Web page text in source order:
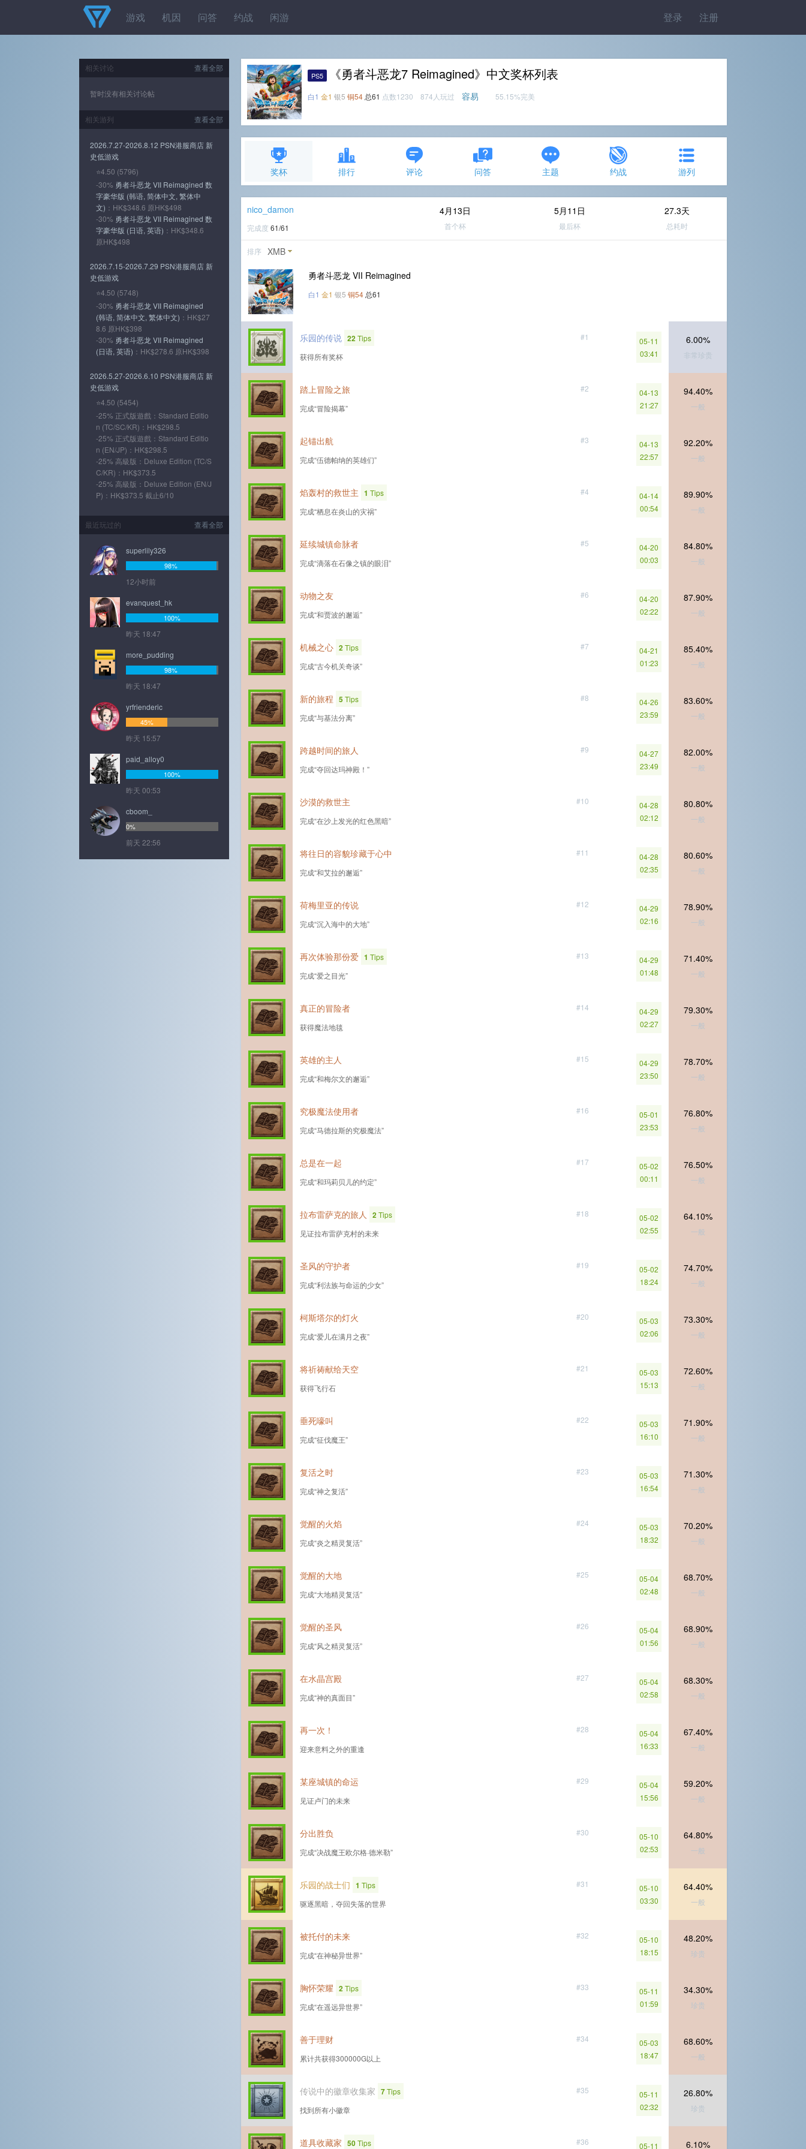
登录 注册
游戏 机因 问答 约战 闲游
PS5 《勇者斗恶龙7 Reimagined》中文奖杯列表
白1 金1 银5 铜54 总61 点数1230 874人玩过 容易 55.15%完美
奖杯 排行 评论 问答 主题 约战 游列
nico_damon
完成度 61/61
4月13日
首个杯
5月11日
最后杯
27.3天
总耗时
排序 XMB
勇者斗恶龙 VII Reimagined
白1 金1 银5 铜54 总61
#1
乐园的传说 22Tips
获得所有奖杯
05-11
03:41
6.00%
非常珍贵
#2
踏上冒险之旅
完成“冒险揭幕”
04-13
21:27
94.40%
一般
#3
起锚出航
完成“伍德帕纳的英雄们”
04-13
22:57
92.20%
一般
#4
焰轰村的救世主 1 Tips
完成“栖息在炎山的灾祸”
04-14
00:54
89.90%
一般
#5
延续城镇命脉者
完成“滴落在石像之镇的眼泪”
04-20
00:03
84.80%
一般
#6
动物之友
完成“和贾波的邂逅”
04-20
02:22
87.90%
一般
#7
机械之心 2Tips
完成“古今机关奇谈”
04-21
01:23
85.40%
一般
#8
新的旅程 5Tips
完成“与基法分离”
04-26
23:59
83.60%
一般
#9
跨越时间的旅人
完成“夺回达玛神殿！”
04-27
23:49
82.00%
一般
#10
沙漠的救世主
完成“在沙上发光的红色黑暗”
04-28
02:12
80.80%
一般
#11
将往日的容貌珍藏于心中
完成“和艾拉的邂逅”
04-28
02:35
80.60%
一般
#12
荷梅里亚的传说
完成“沉入海中的大地”
04-29
02:16
78.90%
一般
#13
再次体验那份爱 1 Tips
完成“爱之目光”
04-29
01:48
71.40%
一般
#14
真正的冒险者
获得魔法地毯
04-29
02:27
79.30%
一般
#15
英雄的主人
完成“和梅尔文的邂逅”
04-29
23:50
78.70%
一般
#16
究极魔法使用者
完成“马德拉斯的究极魔法”
05-01
23:53
76.80%
一般
#17
总是在一起
完成“和玛莉贝儿的约定”
05-02
00:11
76.50%
一般
#18
拉布雷萨克的旅人 2Tips
见证拉布雷萨克村的未来
05-02
02:55
64.10%
一般
#19
圣风的守护者
完成“利法族与命运的少女”
05-02
18:24
74.70%
一般
#20
柯斯塔尔的灯火
完成“爱儿在满月之夜”
05-03
02:06
73.30%
一般
#21
将祈祷献给天空
获得飞行石
05-03
15:13
72.60%
一般
#22
垂死嚎叫
完成“征伐魔王”
05-03
16:10
71.90%
一般
#23
复活之时
完成“神之复活”
05-03
16:54
71.30%
一般
#24
觉醒的火焰
完成“炎之精灵复活”
05-03
18:32
70.20%
一般
#25
觉醒的大地
完成“大地精灵复活”
05-04
02:48
68.70%
一般
#26
觉醒的圣风
完成“风之精灵复活”
05-04
01:56
68.90%
一般
#27
在水晶宫殿
完成“神的真面目”
05-04
02:58
68.30%
一般
#28
再一次！
迎来意料之外的重逢
05-04
16:33
67.40%
一般
#29
某座城镇的命运
见证卢门的未来
05-04
15:56
59.20%
一般
#30
分出胜负
完成“决战魔王欧尔格·德米勒”
05-10
02:53
64.80%
一般
#31
乐园的战士们 1 Tips
驱逐黑暗，夺回失落的世界
05-10
03:30
64.40%
一般
#32
被托付的未来
完成“在神秘异世界”
05-10
18:15
48.20%
珍贵
#33
胸怀荣耀 2Tips
完成“在遥远异世界”
05-11
01:59
34.30%
珍贵
#34
善于理财
累计共获得300000G以上
05-03
18:47
68.60%
一般
#35
传说中的徽章收集家 7Tips
找到所有小徽章
05-11
02:32
26.80%
珍贵
#36
道具收藏家 50Tips 05-11 6.10%
查看全部
相关讨论
暂时没有相关讨论帖
查看全部
相关游列
2026.7.27-2026.8.12 PSN港服商店 新
史低游戏
⭐4.50 (5796)
-30% 勇者斗恶龙 VII Reimagined 数
字豪华版 (韩语, 简体中文, 繁体中
文) ：HK$348.6 原HK$498
-30% 勇者斗恶龙 VII Reimagined 数
字豪华版 (日语, 英语) ：HK$348.6
原HK$498
2026.7.15-2026.7.29 PSN港服商店 新
史低游戏
⭐4.50 (5748)
-30% 勇者斗恶龙 VII Reimagined
(韩语, 简体中文, 繁体中文) ：HK$27
8.6 原HK$398
-30% 勇者斗恶龙 VII Reimagined
(日语, 英语) ：HK$278.6 原HK$398
2026.5.27-2026.6.10 PSN港服商店 新
史低游戏
⭐4.50 (5454)
-25% 正式版遊戲：Standard Editio
n (TC/SC/KR)：HK$298.5
-25% 正式版遊戲：Standard Editio
n (EN/JP)：HK$298.5
-25% 高級版：Deluxe Edition (TC/S
C/KR)：HK$373.5
-25% 高級版：Deluxe Edition (EN/J
P)：HK$373.5 截止6/10
查看全部
最近玩过的
superlily326
98%
12小时前
evanquest_hk
100%
昨天 18:47
more_pudding
98%
昨天 18:47
yrfrienderic
45%
昨天 15:57
paid_alloy0
100%
昨天 00:53
cboom_
0%
前天 22:56